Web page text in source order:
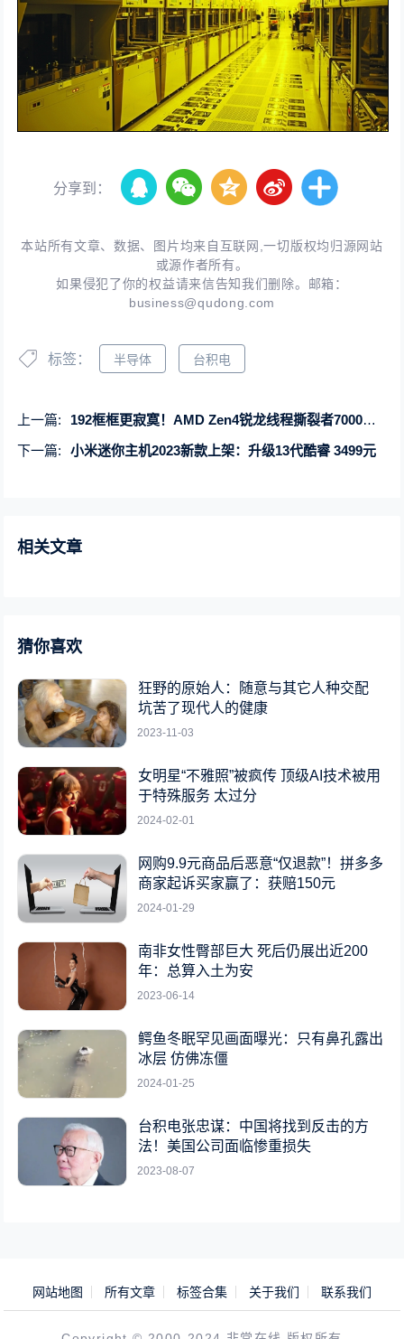
分享到：
本站所有文章、数据、图片均来自互联网,一切版权均归源网站
或源作者所有。
如果侵犯了你的权益请来信告知我们删除。邮箱：
business@qudong.com
标签： 半导体 台积电
上一篇:
192框框更寂寞！AMD Zen4锐龙线程撕裂者7000正式发布：35倍性能爆发
下一篇:
小米迷你主机2023新款上架：升级13代酷睿 3499元
相关文章
猜你喜欢
狂野的原始人：随意与其它人种交配
坑苦了现代人的健康
2023-11-03
女明星“不雅照”被疯传 顶级AI技术被用
于特殊服务 太过分
2024-02-01
网购9.9元商品后恶意“仅退款”！拼多多
商家起诉买家赢了：获赔150元
2024-01-29
南非女性臀部巨大 死后仍展出近200
年：总算入土为安
2023-06-14
鳄鱼冬眠罕见画面曝光：只有鼻孔露出
冰层 仿佛冻僵
2024-01-25
台积电张忠谋：中国将找到反击的方
法！美国公司面临惨重损失
2023-08-07
网站地图 所有文章 标签合集 关于我们 联系我们